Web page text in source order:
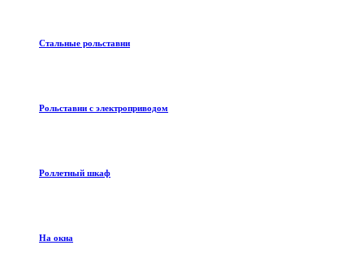
Стальные рольставни
Рольставни с электроприводом
Роллетный шкаф
На окна